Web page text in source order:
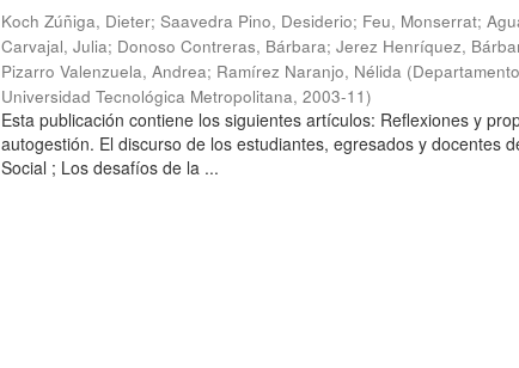
Koch Zúñiga, Dieter;Saavedra Pino, Desiderio; Feu, Monserrat;
Carvajal, Julia; Donoso Contreras, Bárbara;Jerez Henríquez,
Pizarro Valenzuela, Andrea; Ramírez Naranjo, Nélida (
Universidad Tecnológica Metropolitana,2003-11)
Esta publicación contiene los siguientes artículos: Reflexiones y
autogestión. El discurso de los estudiantes, egresados y docentes
Social ; Los desafíos de la ...